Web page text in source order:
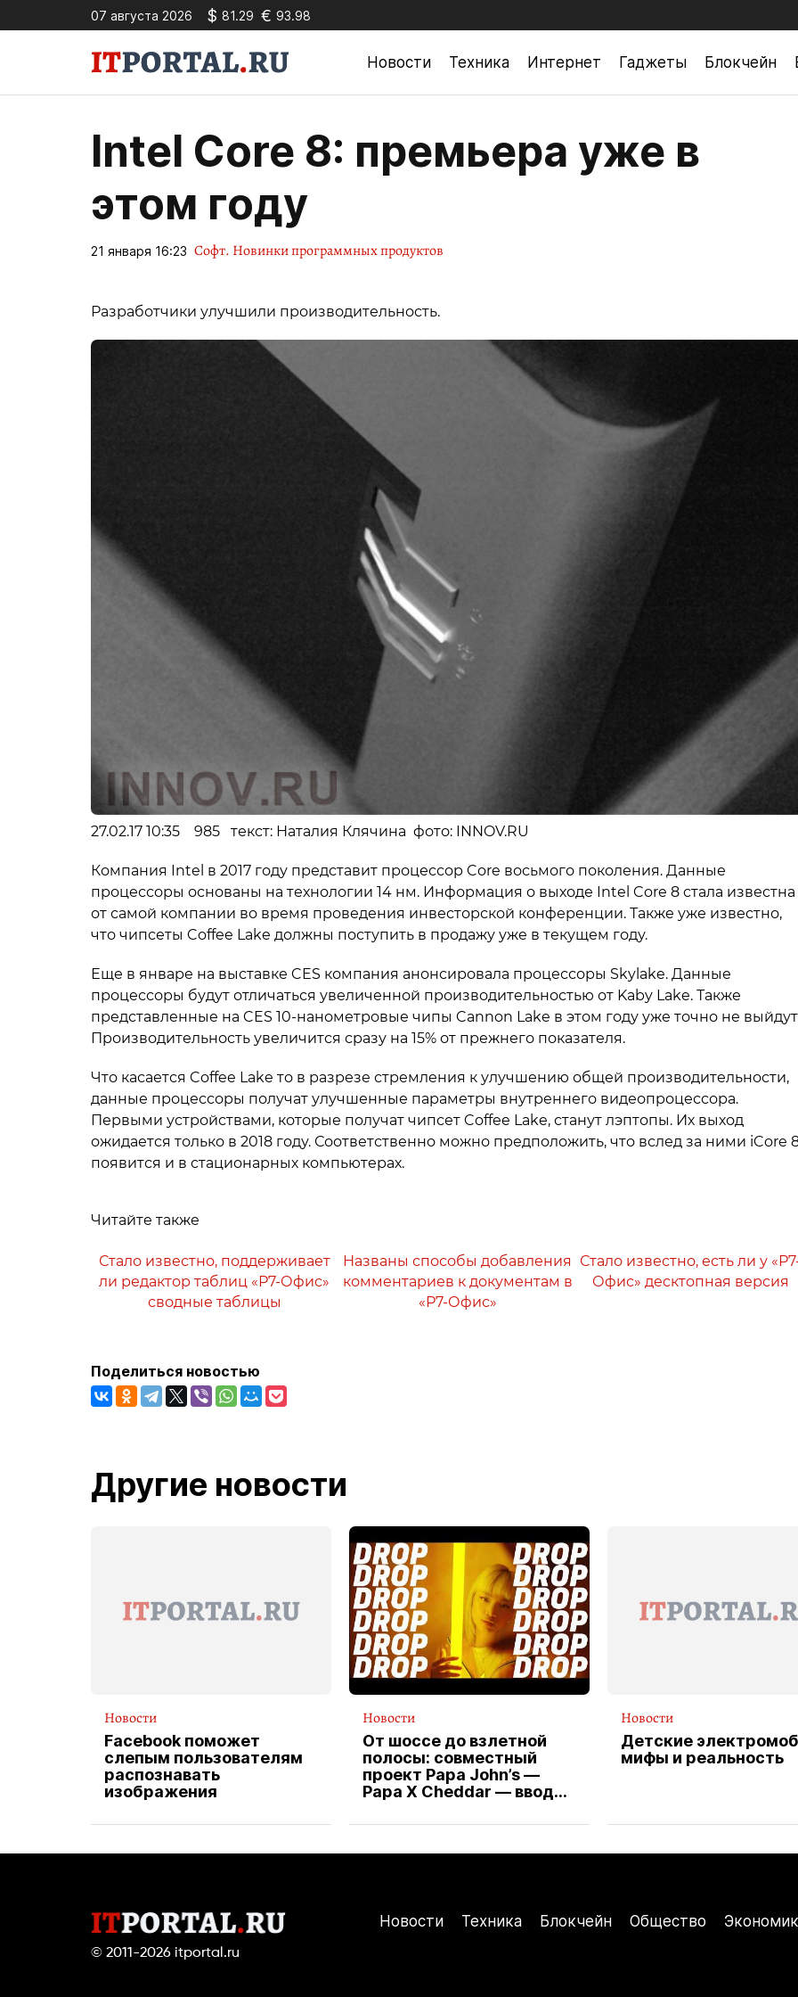
07 августа 2026 $ 81.29 € 93.98
Новости Техника Интернет Гаджеты Блокчейн
Intel Core 8: премьера уже в
этом году
21 января 16:23 Софт. Новинки программных продуктов
Разработчики улучшили производительность.
27.02.17 10:35 985 текст: Наталия Клячина фото: INNOV.RU
Компания Intel в 2017 году представит процессор Core восьмого поколения. Данные
процессоры основаны на технологии 14 нм. Информация о выходе Intel Core 8 стала известна
от самой компании во время проведения инвесторской конференции. Также уже известно,
что чипсеты Coffee Lake должны поступить в продажу уже в текущем году.
Еще в январе на выставке CES компания анонсировала процессоры Skylake. Данные
процессоры будут отличаться увеличенной производительностью от Kaby Lake. Также
представленные на CES 10-нанометровые чипы Cannon Lake в этом году уже точно не
Производительность увеличится сразу на 15% от прежнего показателя.
Что касается Coffee Lake то в разрезе стремления к улучшению общей производительности,
данные процессоры получат улучшенные параметры внутреннего видеопроцессора.
Первыми устройствами, которые получат чипсет Coffee Lake, станут лэптопы. Их выход
ожидается только в 2018 году. Соответственно можно предположить, что вслед за ними iCore
появится и в стационарных компьютерах.
Читайте также
Стало известно, поддерживает
ли редактор таблиц «Р7-Офис»
сводные таблицы
Названы способы добавления
комментариев к документам в
«Р7-Офис»
Стало известно, есть ли у
Офис» десктопная версия
Поделиться новостью
Другие новости
Новости
Facebook поможет
слепым пользователям
распознавать
изображения
Новости
От шоссе до взлетной
полосы: совместный
проект Papa John’s —
Papa X Cheddar — вводит
водителя службы
Новости
Детские
мифы и реальность
© 2011-2026 itportal.ru
Новости Техника Блокчейн Общество